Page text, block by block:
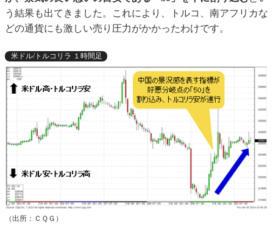
う結果も出てきました。これにより、トルコ、南アフリカな
どの通貨にも激しい売り圧力がかかったわけです。
米ドル/トルコリラ １時間足
（出所：ＣＱＧ）